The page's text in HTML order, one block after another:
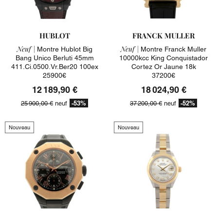
HUBLOT
Neuf | Montre Hublot Big
Bang Unico Berluti 45mm
411.ci.0500.vr.ber20 100ex
25900€
12 189,90 €
25 900,00 € neuf -53%
FRANCK MULLER
Neuf | Montre Franck Muller
10000kcc King Conquistador
Cortez Or Jaune 18k
37200€
18 024,90 €
37 200,00 € neuf -52%
Nouveau Nouveau